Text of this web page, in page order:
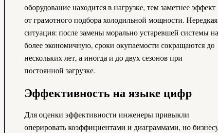
оборудование находится в нагрузке, тем заметнее эффект
от грамотного подбора холодильной мощности. Нередкая
ситуация: после замены морально устаревшей системы на
более экономичную, сроки окупаемости сокращаются до
нескольких лет, а иногда и до двух сезонов при
постоянной загрузке.
Эффективность на языке цифр
Для оценки эффективности инженеры привыкли
оперировать коэффициентами и диаграммами, но